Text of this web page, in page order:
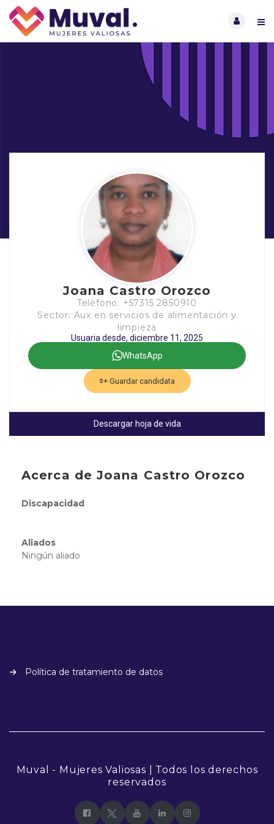
Joana Castro Orozco
Teléfono: +57315 2850910
Sector: Aux en servicios de alimentación y
limpieza
Usuaria desde, diciembre 11, 2025
WhatsApp
Guardar candidata
Descargar hoja de vida
Acerca de Joana Castro Orozco
Discapacidad
Aliados
Ningún aliado
Política de tratamiento de datos
Muval - Mujeres Valiosas | Todos los derechos
reservados